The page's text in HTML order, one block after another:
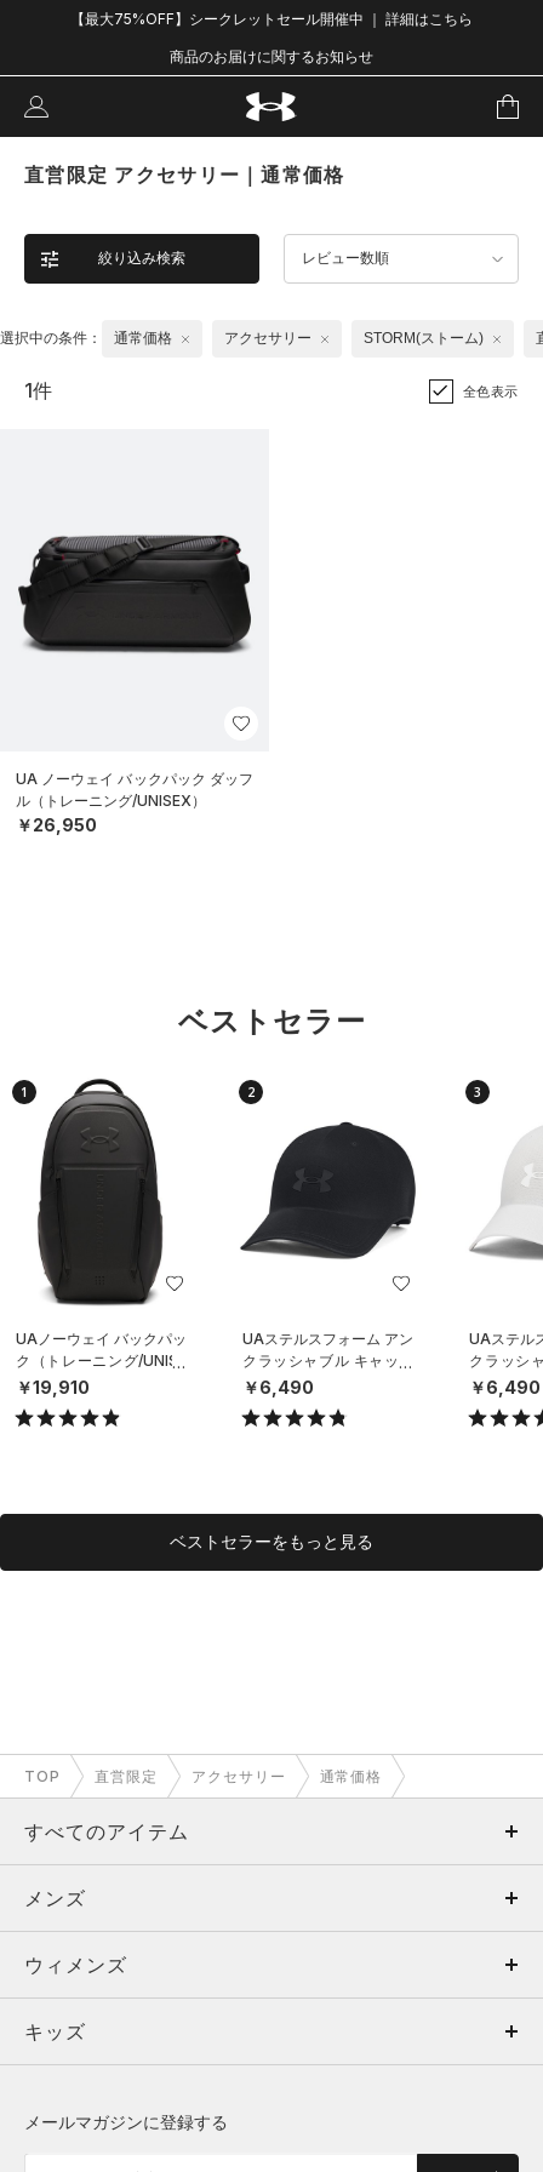
【最大75%OFF】シークレットセール開催中 ｜ 詳細はこちら
商品のお届けに関するお知らせ
直営限定 アクセサリー｜通常価格
絞り込み検索 レビュー数順
選択中の条件： 通常価格 アクセサリー STORM(ストーム)
1件 全色表示
UA ノーウェイ バックパック ダッフ
ル（トレーニング/UNISEX）
￥26,950
ベストセラー
1
UAノーウェイ バックパッ
ク（トレーニング/UNISE
X）
￥19,910
2
UAステルスフォーム アン
クラッシャブル キャップ
（ライフスタイル/UNISE
X）
￥6,490
3
UAステル
クラッシ
（ライフ
X）
￥6,490
ベストセラーをもっと見る
TOP 直営限定 アクセサリー 通常価格
すべてのアイテム
メンズ
ウィメンズ
キッズ
メンズ
トップス
ボトムス
ウィメンズ
トップス
キッズ
メールマガジンに登録する